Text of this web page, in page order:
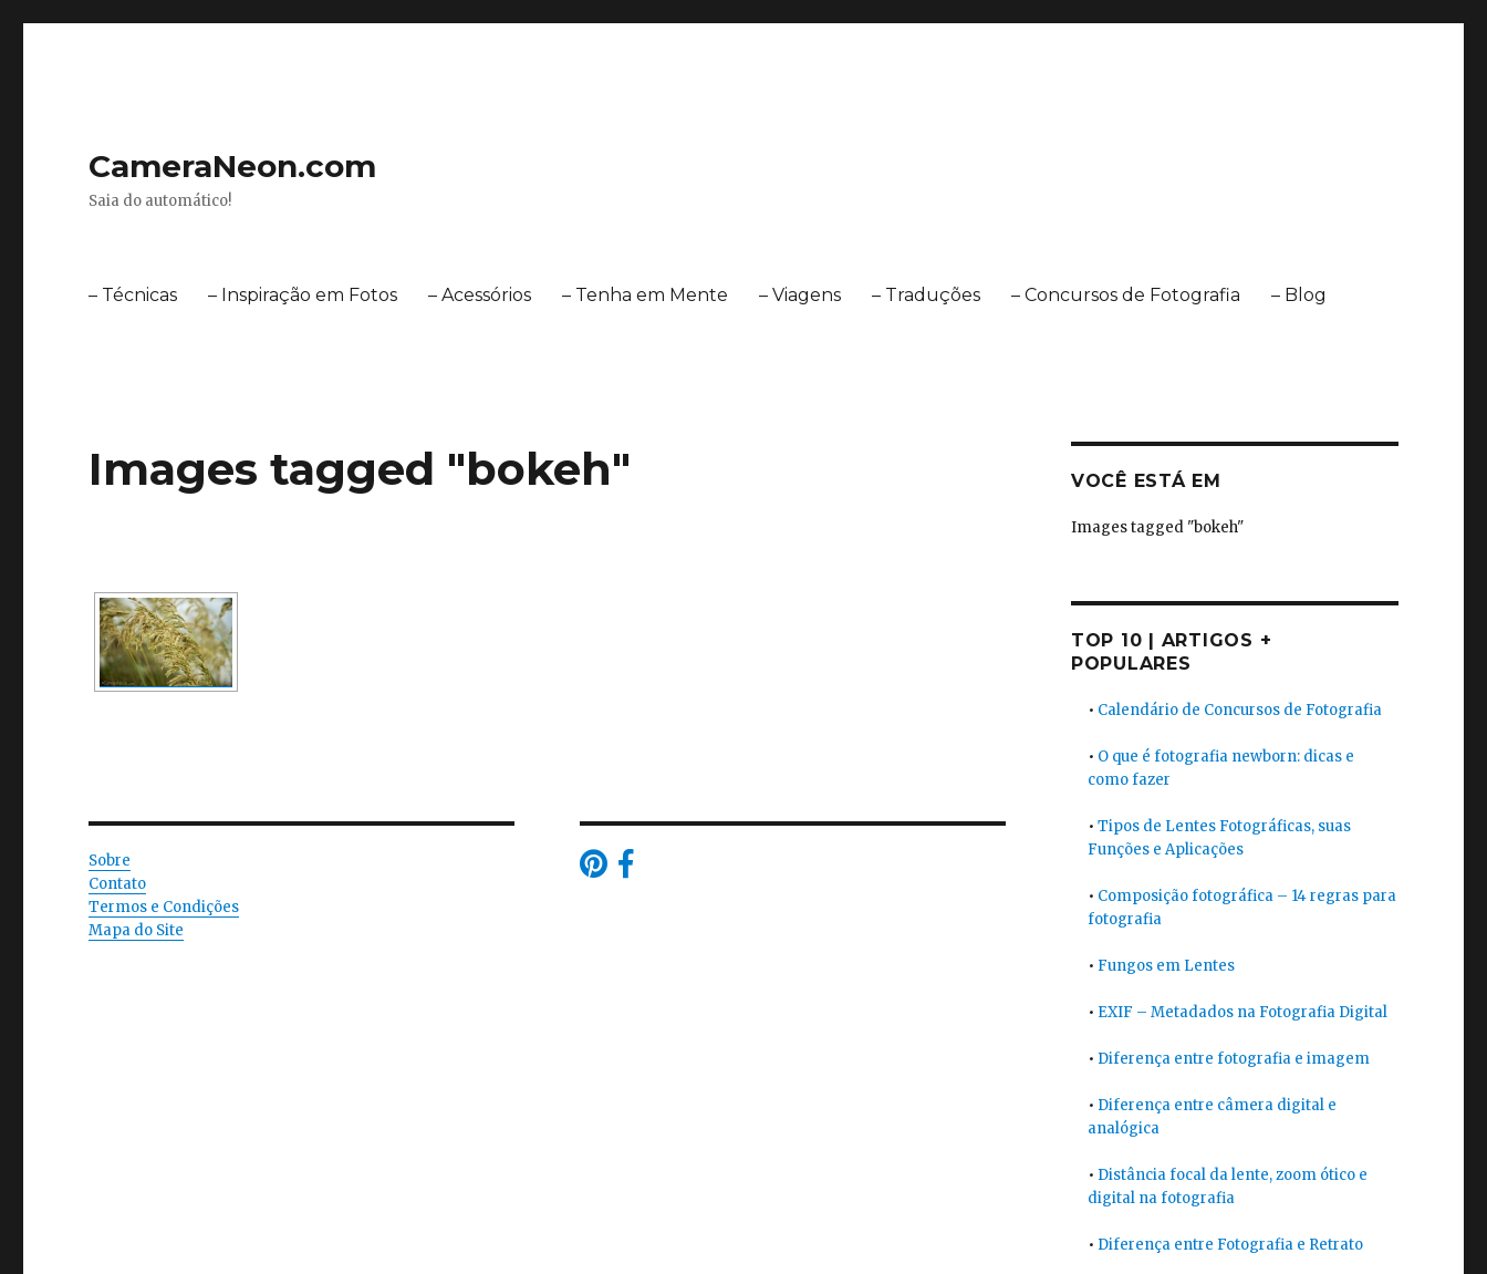
CameraNeon.com
Saia do automático!
– Técnicas – Inspiração em Fotos – Acessórios – Tenha em Mente – Viagens – Traduções – Concursos de Fotografia – Blog
Images tagged "bokeh"
Sobre
Contato
Termos e Condições
Mapa do Site
VOCÊ ESTÁ EM
Images tagged "bokeh"
TOP 10 | ARTIGOS +
POPULARES
• Calendário de Concursos de Fotografia
• O que é fotografia newborn: dicas e
como fazer
• Tipos de Lentes Fotográficas, suas
Funções e Aplicações
• Composição fotográfica – 14 regras para
fotografia
• Fungos em Lentes
• EXIF – Metadados na Fotografia Digital
• Diferença entre fotografia e imagem
• Diferença entre câmera digital e
analógica
• Distância focal da lente, zoom ótico e
digital na fotografia
• Diferença entre Fotografia e Retrato